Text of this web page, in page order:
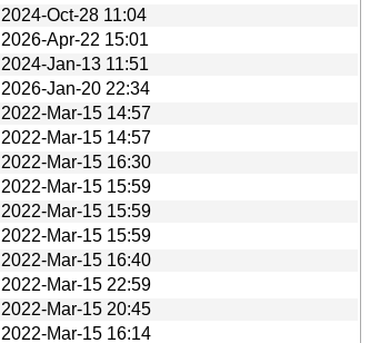
2024-Oct-28 11:04
2026-Apr-22 15:01
2024-Jan-13 11:51
2026-Jan-20 22:34
2022-Mar-15 14:57
2022-Mar-15 14:57
2022-Mar-15 16:30
2022-Mar-15 15:59
2022-Mar-15 15:59
2022-Mar-15 15:59
2022-Mar-15 16:40
2022-Mar-15 22:59
2022-Mar-15 20:45
2022-Mar-15 16:14